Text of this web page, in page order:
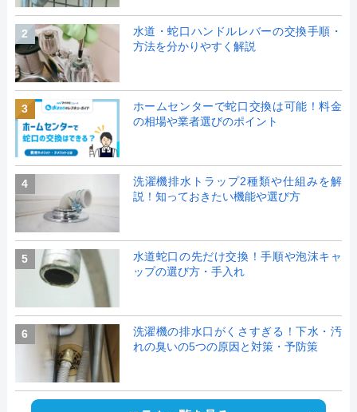
2
水道・蛇口ハンドルレバーの交換手順・
方法を分かりやすく解説
3
ホームセンターで蛇口交換は可能！料金
の相場や業者選びのポイント
4
洗濯機排水トラップ2種類や仕組みを解
説！知っておきたい機能や選び方
5
水道蛇口の先だけ交換！手順や泡沫キャ
ップの選び方・手入れ
6
洗濯機の排水口がくさすぎる！下水・汚
れの臭いの5つの原因と対策・予防策